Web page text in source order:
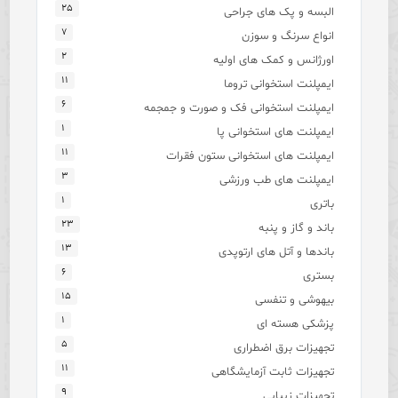
البسه و پک های جراحی ۲۵
انواع سرنگ و سوزن ۷
اورژانس و کمک های اولیه ۲
ایمپلنت استخوانی تروما ۱۱
ایمپلنت استخوانی فک و صورت و جمجمه ۶
ایمپلنت های استخوانی پا ۱
ایمپلنت های استخوانی ستون فقرات ۱۱
ایمپلنت های طب ورزشی ۳
باتری ۱
باند و گاز و پنبه ۲۳
باندها و آتل های ارتوپدی ۱۳
بستری ۶
بیهوشی و تنفسی ۱۵
پزشکی هسته ای ۱
تجهیزات برق اضطراری ۵
تجهیزات ثابت آزمایشگاهی ۱۱
۹